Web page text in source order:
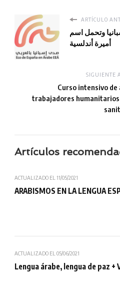
ARTÍCULO
وتحمل اسم
أميرة أندلسية
SIGUIENTE
Curso intensivo de
trabajadores
Artículos
ACTUALIZADO EL 11/05/2021
ARABISMOS EN LA LENGUA
ACTUALIZADO EL 05/06/2021
Lengua árabe, lengua de paz +